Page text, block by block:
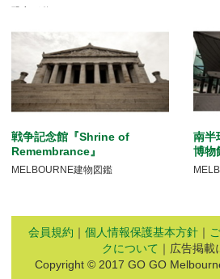
戦争記念館『Shrine of
Remembrance』
MELBOURNE建物図鑑
南半
博物
会員規約 ｜ 個人情報保護基本方針 ｜
クについて ｜広告掲載
Copyright © 2017 GO GO